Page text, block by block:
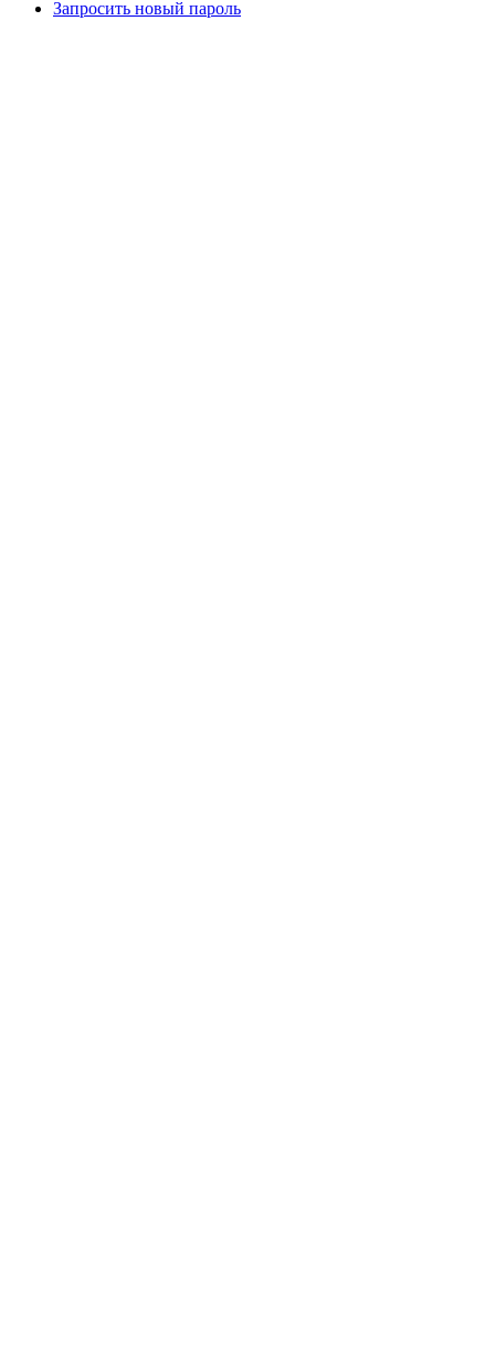
Запросить новый пароль